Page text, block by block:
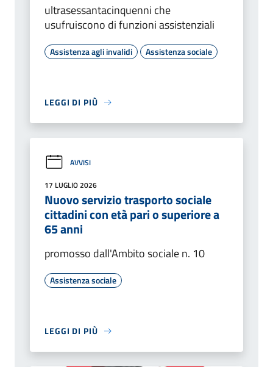
ultrasessantacinquenni che
usufruiscono di funzioni assistenziali
Assistenza agli invalidi Assistenza sociale
LEGGI DI PIÙ
AVVISI
17 LUGLIO 2026
Nuovo servizio trasporto sociale
cittadini con età pari o superiore a
65 anni
promosso dall'Ambito sociale n. 10
Assistenza sociale
LEGGI DI PIÙ